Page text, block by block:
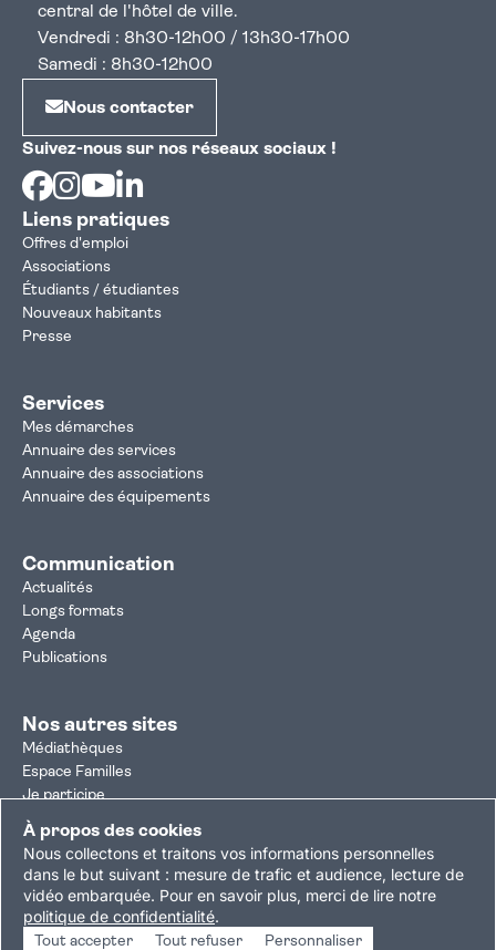
À propos des cookies
Nous collectons et traitons vos informations personnelles
dans le but suivant : mesure de trafic et audience, lecture de
vidéo embarquée. Pour en savoir plus, merci de lire notre
politique de confidentialité.
Tout accepter Tout refuser Personnaliser
central de l'hôtel de ville.
Vendredi : 8h30-12h00 / 13h30-17h00
Samedi : 8h30-12h00
Nous contacter
Suivez-nous sur nos réseaux sociaux !
Facebook
Instagram
Youtube
Liens pratiques
Offres d'emploi
Associations
Étudiants / étudiantes
Nouveaux habitants
Presse
Services
Mes démarches
Annuaire des services
Annuaire des associations
Annuaire des équipements
Communication
Actualités
Longs formats
Agenda
Publications
Nos autres sites
Médiathèques
Espace Familles
Je participe
Autorisation d'urbanisme
Résultats électoraux
Plan du site Nous contacterMentions légales
Politique de confidentialitéAccessibilité : partiellement conforme
Gestion des cookies